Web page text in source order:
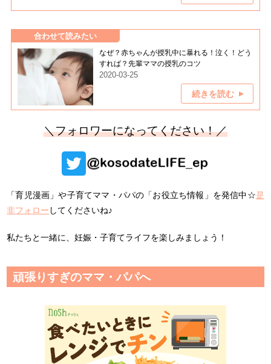
合わせて読みたい
なぜ？赤ちゃんが授乳中に暴れる！泣く！どう
すれば？先輩ママの授乳のコツ
2020-03-25
続きを読む
＼フォロワーになってください！／
「育児漫画」や子育てママ・パパの「お役立ち情報」を発信中☆是
非フォロー してくださいね♪
私たちと一緒に、妊娠・子育てライフを楽しみましょう！
頑張りすぎのママ・パパへ